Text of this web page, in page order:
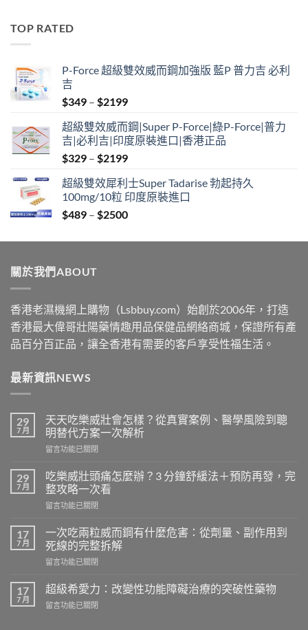
TOP RATED
P-Force 超級雙效威而鋼加強版 藍P 普力吉 必利
吉
$349 – $2199Price
$349
through
$2199
超級雙效威而鋼|Super P-Force|綠P-Force|普力
吉|必利吉|印度原裝進口|香港正品
$329 – $2199Price
$329
through
$2199
超級雙效犀利士Super Tadarise 勃起持久
100mg/10粒 印度原裝進口
$489 – $2500Price
$489
關於我們ABOUT
香港老濕機網上購物（Lsbbuy.com）始創於2006年，打造
香港最大偉哥壯陽藥情趣用品保健品網絡商城，保證所有產
品百分百正品，讓全香港有需要的客戶享受性福生活。
最新資訊NEWS
29
7 月
天天吃樂威壯會怎樣？從真實案例、醫學風險到聰
明替代方案一次解析
在
天
吃
樂
威
會
怎
樣？
從
實
案
留言功能已關閉
29
7 月
吃樂威壯頭痛怎麼辦？3 分鐘舒緩法＋預防再發，完
整攻略一次看
在
威
壯
頭
怎
辦？
留言功能已關閉
17
7 月
一次吃兩粒威而鋼有什麼危害：從劑量、副作用到
死線的完整拆解
在
次
吃
兩
留言功能已關閉
17
7 月
超級希愛力：改變性功能障礙治療的突破性藥物
在
留言功能已關閉